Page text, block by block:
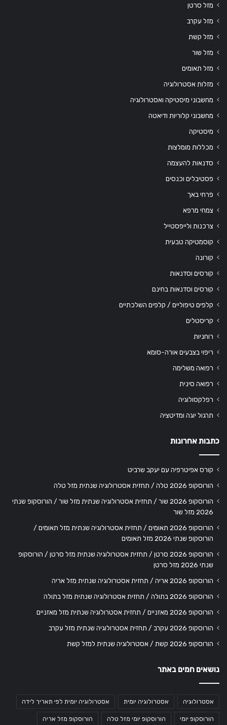
מזל סרטן
מזל עקרב
מזל קשת
מזל שור
מזל תאומים
מזלות אסטרולוגיה
מחשבוני מיסטיקה ואסטרולוגיה
מחשבוני קלוריות ודיאטה
מיסטיקה
מכללות מומלצות
סדנאות להעצמה
פסטיבלים וכנסים
פרחי באך
צמחי מרפא
צרכנות ולייפסטייל
קוסמטיקה טבעית
קורונה
קורסים וסדנאות
קורסים וסדנאות בחינם
קלפים טיפוליים / קלפים השלכתיים
קריסטלים
רוחניות
ריפוי בצבעים אורה-סומא
רפואה משלימה
רפואה סינית
רפלקסולוגיה
תרגול יוגה ומדיטציה
כתבות אחרונות
קורס אפיטרפיה עם יעקב שרביט
הורוסקופ 2026 טלה / תחזית אסטרולוגיה שנתית מזל טלה
הורוסקופ 2026 שור / תחזית אסטרולוגיה שנתית מזל שור / הורוסקופ שנתי
2026 מזל שור
הורוסקופ 2026 תאומים / תחזית אסטרולוגיה שנתית מזל תאומים /
הורוסקופ שנתי 2026 מזל תאומים
הורוסקופ 2026 סרטן / תחזית אסטרולוגיה שנתית מזל סרטן / הורוסקופ
שנתי 2026 מזל סרטן
הורוסקופ 2026 אריה / תחזית אסטרולוגיה שנתית מזל אריה
הורוסקופ 2026 בתולה / תחזית אסטרולוגיה שנתית מזל בתולה
הורוסקופ 2026 מאזניים / תחזית אסטרולוגיה שנתית מזל מאזניים
הורוסקופ 2026 עקרב / תחזית אסטרולוגיה שנתית מזל עקרב
הורוסקופ 2026 קשת / אסטרולוגיה שנתית למזל קשת
נושאים חמים באתר
אסטרולוגיה אסטרולוגיה יומית אסטרולוגיה יומית לפי תאריך לידה
הורוסקופ יומי הורוסקופ יומי מזל טלה הורוסקופ מזל אריה